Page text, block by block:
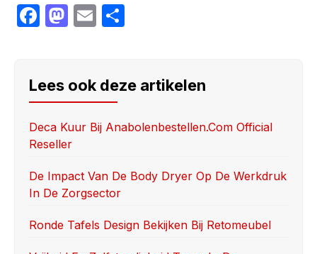
F
e
b
o
o
k
M
o
d
o
n
E
e
Lees ook deze artikelen
Deca Kuur Bij Anabolenbestellen.com Official
Reseller
De Impact Van De Body Dryer Op De Werkdruk
In De Zorgsector
Ronde Tafels Design Bekijken Bij Retomeubel